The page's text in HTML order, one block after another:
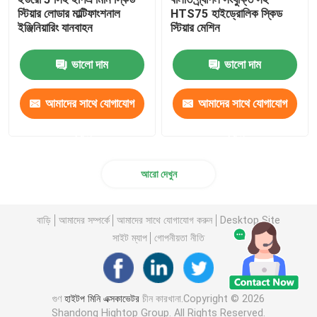
পলিউরেথেন স্প্রে ফোম মেশিন
পলিউরিয়া স্প্রে মেশিন
পলিউরিয়া কেমিক্যাল
স্ট্রিট সুইপিং মেশিন
নির্মাণ সরঞ্জাম আনুষাঙ্গিক
পলিউরেথেন রাসায়নিক
স্টিয়ার লোডার মাল্টিফাংশনাল
ইঞ্জিনিয়ারিং যানবাহন
ভালো দাম
আমাদের সাথে যোগাযোগ
HTS75 হাইড্রোলিক স্কিড
স্টিয়ার মেশিন
ভালো দাম
আমাদের সাথে যোগাযোগ
আরো দেখুন
বাড়ি আমাদের সম্পর্কে আমাদের সাথে যোগাযোগ করুন
Desktop Site
সাইট ম্যাপ
গোপনীয়তা নীতি
গুণহাইটপ মিনি এক্সকাভেটরচীন কারখানা.Copyright © 2026
Shandong Hightop Group. All Rights Reserved.